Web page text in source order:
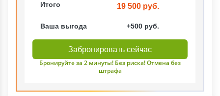
Итого 19 500 руб.
Ваша выгода +500 руб.
Забронировать сейчас
Бронируйте за 2 минуты! Без риска! Отмена без
штрафа